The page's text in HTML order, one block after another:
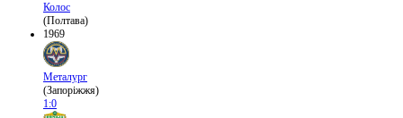
Колос
(Полтава)
1969
Металург
(Запоріжжя)
1:0